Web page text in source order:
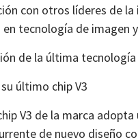
con otros líderes de
tecnología de imagen
de la última
último chip V3
V3 de la marca
de nuevo diseño